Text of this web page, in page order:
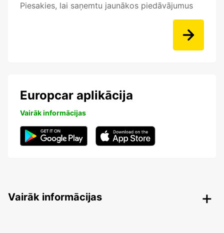
Piesakies, lai saņemtu jaunākos piedāvājumus
Europcar aplikācija
Vairāk informācijas
Vairāk informācijas